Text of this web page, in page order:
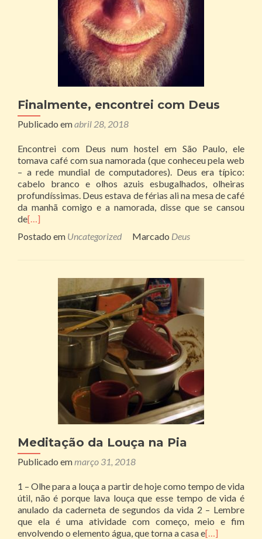
Finalmente, encontrei com Deus
Publicado emabril 28, 2018
Encontrei com Deus num hostel em São Paulo, ele
tomava café com sua namorada (que conheceu pela web
– a rede mundial de computadores). Deus era típico:
cabelo branco e olhos azuis esbugalhados, olheiras
profundíssimas. Deus estava de férias ali na mesa de café
da manhã comigo e a namorada, disse que se cansou
de[…]
Postado em Uncategorized Marcado Deus
Meditação da Louça na Pia
Publicado emmarço 31, 2018
1 – Olhe para a louça a partir de hoje como tempo de vida
útil, não é porque lava louça que esse tempo de vida é
anulado da caderneta de segundos da vida 2 – Lembre
que ela é uma atividade com começo, meio e fim
envolvendo o elemento água, que torna a casa e[…]